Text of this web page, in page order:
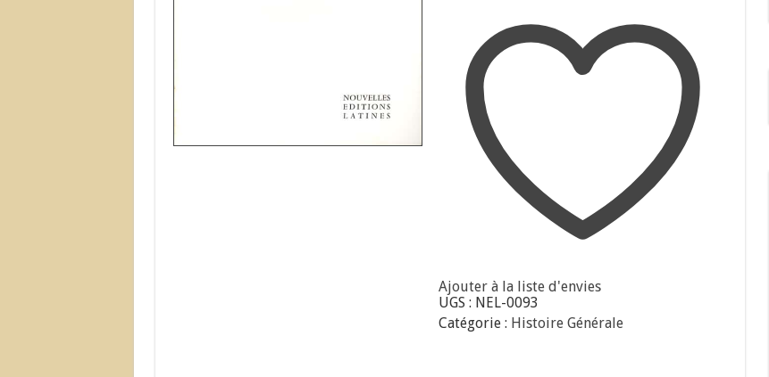
Ajouter à la liste d'envies
UGS : NEL-0093
Catégorie : Histoire Générale